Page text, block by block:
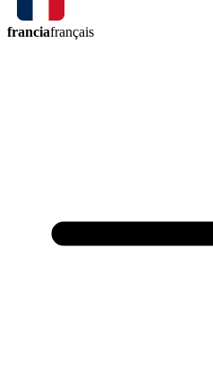
franciafrançais